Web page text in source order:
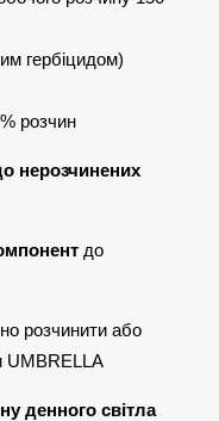
гербіцидом)
розчин
нерозчинених
до
розчинити або
UMBRELLA
денного світла